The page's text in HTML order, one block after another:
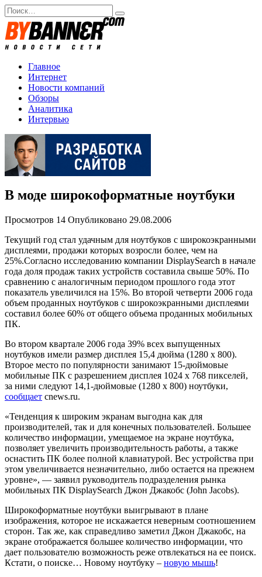
Перейти
к
содержанию
Search
for:
Главное
Интернет
Новости компаний
Обзоры
Аналитика
Интервью
В моде широкоформатные ноутбуки
Просмотров 14 Опубликовано 29.08.2006
Текущий год стал удачным для ноутбуков с широкоэкранными
дисплеями, продажи которых возросли более, чем на
25%.Согласно исследованию компании DisplaySearch в начале
года доля продаж таких устройств составила свыше 50%. По
сравнению с аналогичным периодом прошлого года этот
показатель увеличился на 15%. Во второй четверти 2006 года
объем проданных ноутбуков с широкоэкранными дисплеями
составил более 60% от общего объема проданных мобильных
ПК.
Во втором квартале 2006 года 39% всех выпущенных
ноутбуков имели размер дисплея 15,4 дюйма (1280 х 800).
Второе место по популярности занимают 15-дюймовые
мобильные ПК с разрешением дисплея 1024 х 768 пикселей,
за ними следуют 14,1-дюймовые (1280 х 800) ноутбуки,
сообщает cnews.ru.
«Тенденция к широким экранам выгодна как для
производителей, так и для конечных пользователей. Большее
количество информации, умещаемое на экране ноутбука,
позволяет увеличить производительность работы, а также
оснастить ПК более полной клавиатурой. Вес устройства при
этом увеличивается незначительно, либо остается на прежнем
уровне», — заявил руководитель подразделения рынка
мобильных ПК DisplaySearch Джон Джакобс (John Jacobs).
Широкоформатные ноутбуки выигрывают в плане
изображения, которое не искажается неверным соотношением
сторон. Так же, как справедливо заметил Джон Джакобс, на
экране отображается большее количество информации, что
дает пользователю возможность реже отвлекаться на ее поиск.
Кстати, о поиске… Новому ноутбуку – новую мышь!